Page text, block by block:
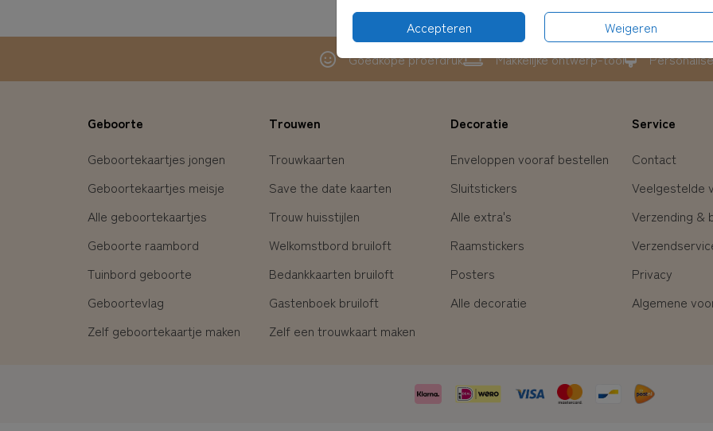
Accepteren
Weigeren
Goedkope proefdruk Makkelijke ontwerp-tool
Geboorte
Geboortekaartjes jongen
Geboortekaartjes meisje
Alle geboortekaartjes
Geboorte raambord
Tuinbord geboorte
Geboortevlag
Zelf geboortekaartje maken
Trouwen
Trouwkaarten
Save the date kaarten
Trouw huisstijlen
Welkomstbord bruiloft
Bedankkaarten bruiloft
Gastenboek bruiloft
Zelf een trouwkaart maken
Decoratie
Enveloppen vooraf bestellen
Sluitstickers
Alle extra's
Raamstickers
Posters
Alle decoratie
Service
Contact
Veelgestelde
Verzending &
Privacy
Algemene